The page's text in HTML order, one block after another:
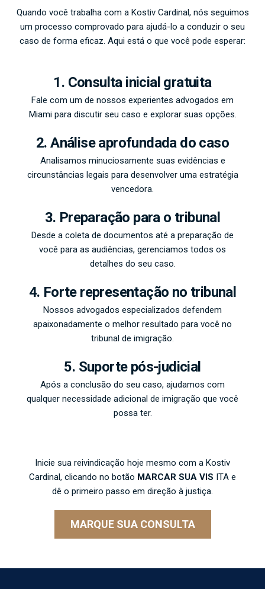
Quando você trabalha com a Kostiv Cardinal, nós seguimos
um processo comprovado para ajudá-lo a conduzir o seu
caso de forma eficaz. Aqui está o que você pode esperar:
1. Consulta inicial gratuita
Fale com um de nossos experientes advogados em
Miami para discutir seu caso e explorar suas opções.
2. Análise aprofundada do caso
Analisamos minuciosamente suas evidências e
circunstâncias legais para desenvolver uma estratégia
vencedora.
3. Preparação para o tribunal
Desde a coleta de documentos até a preparação de
você para as audiências, gerenciamos todos os
detalhes do seu caso.
4. Forte representação no tribunal
Nossos advogados especializados defendem
apaixonadamente o melhor resultado para você no
tribunal de imigração.
5. Suporte pós-judicial
Após a conclusão do seu caso, ajudamos com
qualquer necessidade adicional de imigração que você
possa ter.
Inicie sua reivindicação hoje mesmo com a Kostiv
Cardinal, clicando no botão MARCAR SUA VIS ITA e
dê o primeiro passo em direção à justiça.
MARQUE SUA CONSULTA